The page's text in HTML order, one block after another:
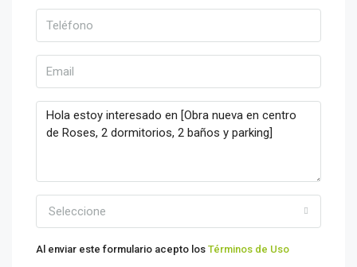
Seleccione
Al enviar este formulario acepto los Términos de Uso